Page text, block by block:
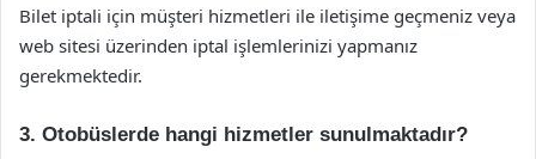
Bilet iptali için müşteri hizmetleri ile iletişime geçmeniz veya
web sitesi üzerinden iptal işlemlerinizi yapmanız
gerekmektedir.
3. Otobüslerde hangi hizmetler sunulmaktadır?